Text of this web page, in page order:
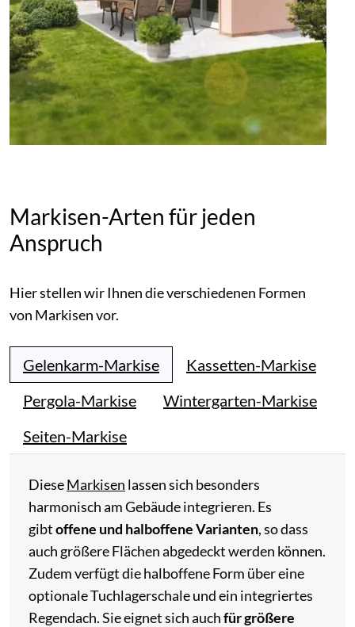
Markisen-Arten für jeden
Anspruch
Hier stellen wir Ihnen die verschiedenen Formen
von Markisen vor.
Gelenkarm-Markise
Kassetten-Markise
Pergola-Markise
Wintergarten-Markise
Seiten-Markise
DieseMarkisen lassen sich besonders
harmonisch am Gebäude integrieren. Es
gibtoffene und halboffene Varianten, so dass
auch größere Flächen abgedeckt werden können.
Zudem verfügt die halboffene Form über eine
optionale Tuchlagerschale und ein integriertes
Regendach. Sie eignet sich auchfür größere